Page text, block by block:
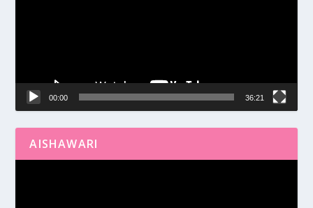
00:00 36:21
AISHAWARI